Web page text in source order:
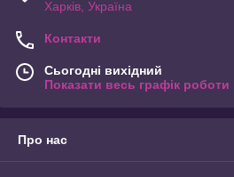
Харків, Україна
Контакти
Сьогодні вихідний
Показати весь графік роботи
Про нас